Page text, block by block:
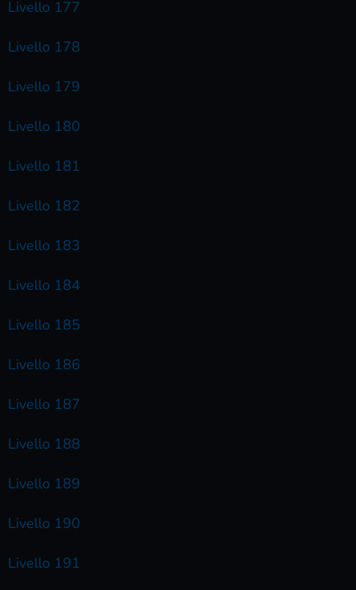
Livello 177
Livello 178
Livello 179
Livello 180
Livello 181
Livello 182
Livello 183
Livello 184
Livello 185
Livello 186
Livello 187
Livello 188
Livello 189
Livello 190
Livello 191